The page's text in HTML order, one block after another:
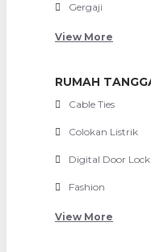
Gergaji
View More
RUMAH
Cable Ties
Colokan Listrik
Digital Door Lock
Fashion
View More